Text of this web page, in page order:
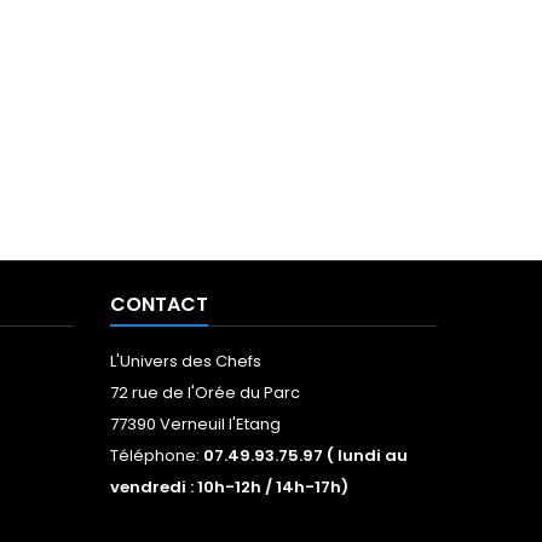
CONTACT
L'Univers des Chefs
72 rue de l'Orée du Parc
77390 Verneuil l'Etang
Téléphone: 07.49.93.75.97 ( lundi au
vendredi : 10h-12h / 14h-17h)